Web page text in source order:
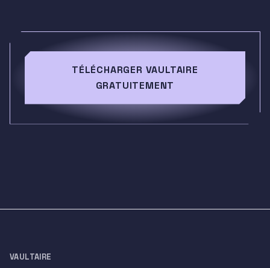
TÉLÉCHARGER VAULTAIRE
GRATUITEMENT
VAULTAIRE